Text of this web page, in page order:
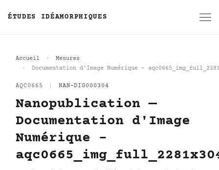
ÉTUDES IDÉAMORPHIQUES
Accueil
Mesures
Documentation d'Image Numérique -
AQC0665 NAN-DIG000304
Nanopublication —
Documentation d'Image
Numérique -